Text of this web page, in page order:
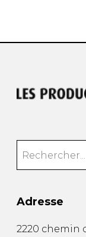
Adresse
2220 chemin